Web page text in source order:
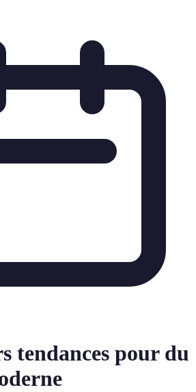
tendances pour du